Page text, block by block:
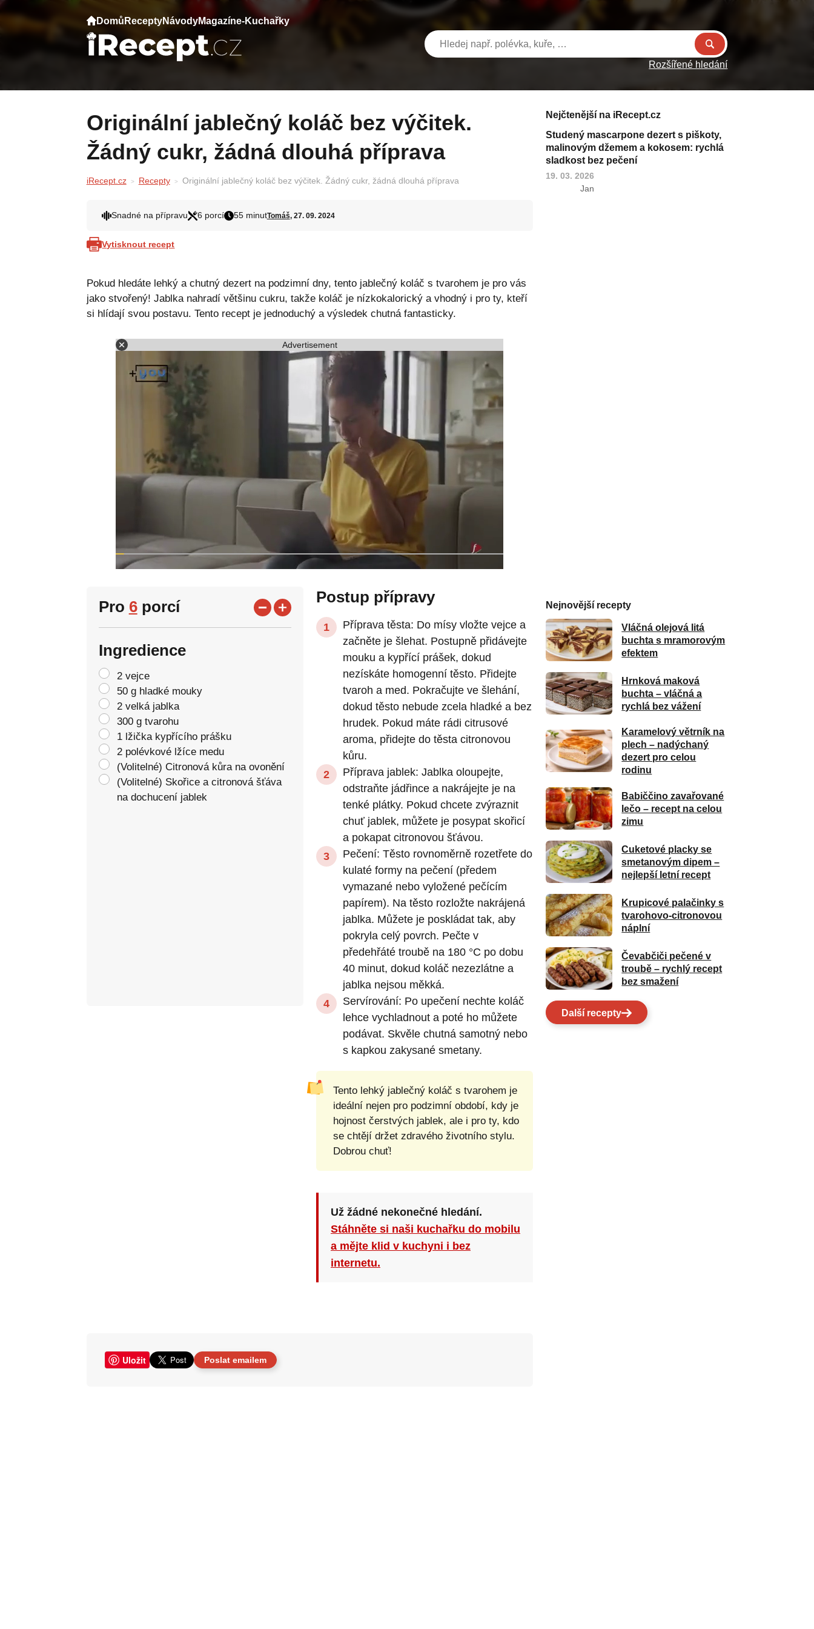
Domů ReceptyNávodyMagazíne-Kuchařky
Rozšířené hledání
Originální jablečný koláč bez výčitek.
Žádný cukr, žádná dlouhá příprava
iRecept.cz Recepty Originální jablečný koláč bez výčitek. Žádný cukr, žádná dlouhá příprava
Snadné na přípravu 6 porcí 55 minutTomáš, 27. 09. 2024
Vytisknout recept
Pokud hledáte lehký a chutný dezert na podzimní dny, tento jablečný koláč s tvarohem je pro vás
jako stvořený! Jablka nahradí většinu cukru, takže koláč je nízkokalorický a vhodný i pro ty, kteří
si hlídají svou postavu. Tento recept je jednoduchý a výsledek chutná fantasticky.
Advertisement
Pro 6porcí
Ingredience
2 vejce
50 g hladké mouky
2 velká jablka
300 g tvarohu
1 lžička kypřícího prášku
2 polévkové lžíce medu
(Volitelné) Citronová kůra na ovonění
(Volitelné) Skořice a citronová šťáva
na dochucení jablek
Postup přípravy
Příprava těsta: Do mísy vložte vejce a
začněte je šlehat. Postupně přidávejte
mouku a kypřící prášek, dokud
nezískáte homogenní těsto. Přidejte
tvaroh a med. Pokračujte ve šlehání,
dokud těsto nebude zcela hladké a bez
hrudek. Pokud máte rádi citrusové
aroma, přidejte do těsta citronovou
kůru.
Příprava jablek: Jablka oloupejte,
odstraňte jádřince a nakrájejte je na
tenké plátky. Pokud chcete zvýraznit
chuť jablek, můžete je posypat skořicí
a pokapat citronovou šťávou.
Pečení: Těsto rovnoměrně rozetřete do
kulaté formy na pečení (předem
vymazané nebo vyložené pečícím
papírem). Na těsto rozložte nakrájená
jablka. Můžete je poskládat tak, aby
pokryla celý povrch. Pečte v
předehřáté troubě na 180 °C po dobu
40 minut, dokud koláč nezezlátne a
jablka nejsou měkká.
Servírování: Po upečení nechte koláč
lehce vychladnout a poté ho můžete
podávat. Skvěle chutná samotný nebo
s kapkou zakysané smetany.
Tento lehký jablečný koláč s tvarohem je
ideální nejen pro podzimní období, kdy je
hojnost čerstvých jablek, ale i pro ty, kdo
se chtějí držet zdravého životního stylu.
Dobrou chuť!
Už žádné nekonečné hledání.
Stáhněte si naši kuchařku do mobilu
a mějte klid v kuchyni i bez
internetu.
Uložit Poslat emailem
Nejčtenější na iRecept.cz
Studený mascarpone dezert s piškoty,
malinovým džemem a kokosem: rychlá
sladkost bez pečení
19. 03. 2026
Jan
Nejnovější recepty
Vláčná olejová litá
buchta s mramorovým
efektem
Hrnková maková
buchta – vláčná a
rychlá bez vážení
Karamelový větrník na
plech – nadýchaný
dezert pro celou
rodinu
Babiččino zavařované
lečo – recept na celou
zimu
Cuketové placky se
smetanovým dipem –
nejlepší letní recept
Krupicové palačinky s
tvarohovo-citronovou
náplní
Čevabčiči pečené v
troubě – rychlý recept
bez smažení
Další recepty